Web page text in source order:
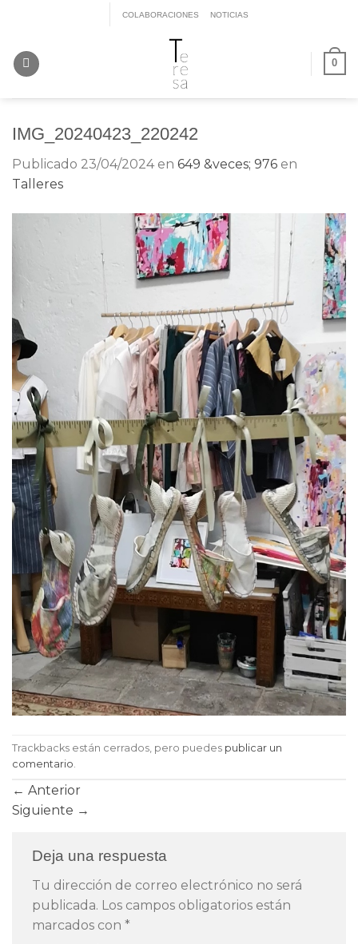
contenido
COLABORACIONES NOTICIAS
0
IMG_20240423_220242
Publicado 23/04/2024en 649 &veces; 976 en
Talleres
Trackbacks están cerrados, pero puedes publicar un
comentario.
← Anterior
Siguiente →
Deja una respuesta
Tu dirección de correo electrónico no será
publicada. Los campos obligatorios están
marcados con *